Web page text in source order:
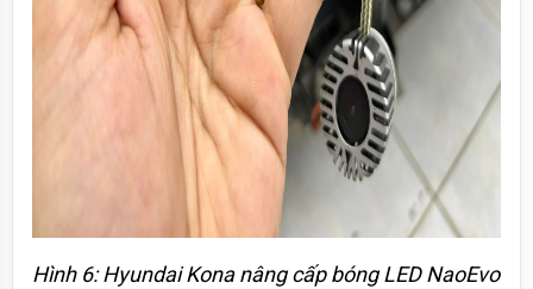
Hình 6: Hyundai Kona nâng cấp bóng LED NaoEvo